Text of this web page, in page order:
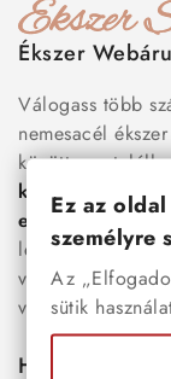
Ékszer
Válogass több
nemesacél
között
karkötők
, női
esküvői
legújabb
választhatsz –
viseletről vagy
Hasznos
Ez az
személyre
Az
sütik